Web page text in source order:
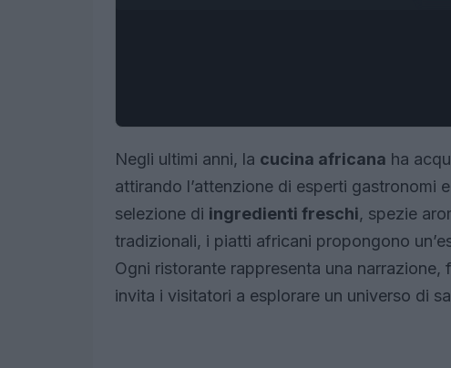
Negli ultimi anni, la cucina africana ha
attirando l’attenzione di esperti gastronomi
selezione di ingredienti freschi, spezie
tradizionali, i piatti africani propongono
Ogni ristorante rappresenta una narrazione,
invita i visitatori a esplorare un universo di